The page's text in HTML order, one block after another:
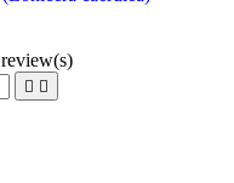
review(s)
 